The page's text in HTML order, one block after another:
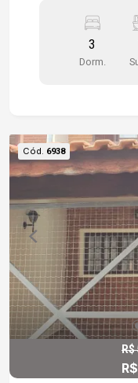
- 3 dormitórios,
acomodar toda a
comodidade -
cerâmica até o
manutenção -
futuras
banheiro
uso como
Garagem
automatizado,
no dia a dia
comércios,
tranquilo e
buscam espaço,
sua visita e
3
Dorm.
Cód. 6938
R$